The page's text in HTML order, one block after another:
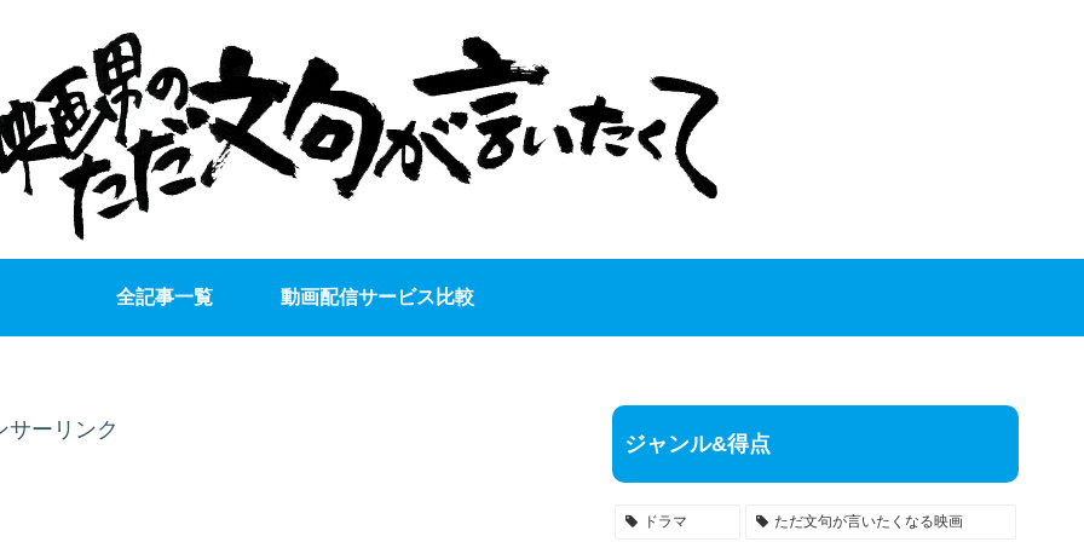
全記事一覧 動画配信サービス比較
サーリンク
ジャンル&得点
ドラマ ただ文句が言いたくなる映画